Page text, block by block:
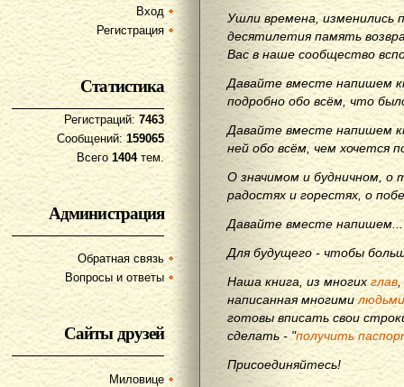
Вход
Регистрация
Статистика
Регистраций: 7463
Сообщений:159065
Всего 1404тем.
Администрация
Обратная связь
Вопросы и ответы
Сайты друзей
Миловице
Ушли времена, изменились
десятилетия память
Вас в наше сообщество
Давайте вместе напишем
подробно обо всём, что
Давайте вместе напишем
ней обо всём, чем хочется
О значимом и будничном, о
радостях и горестях, о
Давайте вместе напишем...
Для будущего - чтобы
Наша книга, из многихглав
написанная многимилюдьми
готовы вписать свои
сделать - "получить
Присоединяйтесь!